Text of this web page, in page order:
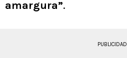
amargura”.
PUBLICIDAD